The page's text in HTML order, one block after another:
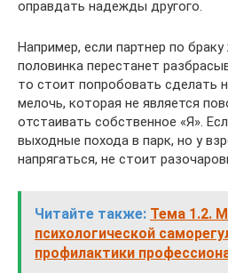
оправдать надежды другого.
Например, если партнер по
половинка перестанет
то стоит попробовать сделать
мелочь, которая не является
отстаивать собственное «Я».
выходные похода в парк, но у
напрягаться, не стоит
Читайте также: Тема 1.2.
психологической
профилактики